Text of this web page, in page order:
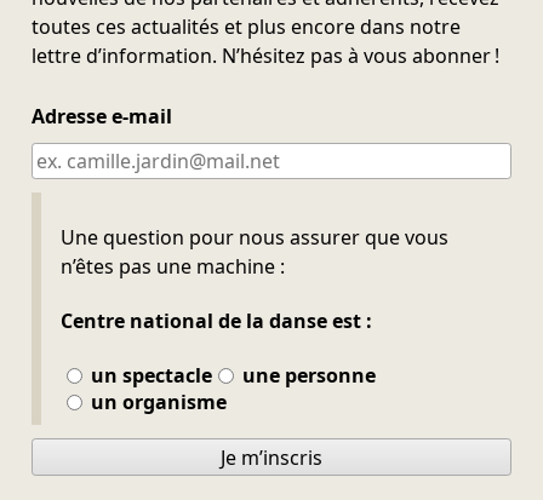
toutes ces actualités et plus encore dans notre
lettre d’information. N’hésitez pas à vous abonner !
Adresse e-mail
Une question pour nous assurer que vous
n’êtes pas une machine :
Centre national de la danse est :
un spectacle
une personne
un organisme
Ne pas remplir
Je m’inscris